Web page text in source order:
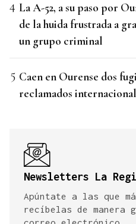
La A-52, a su paso por
de la huida frustrada a
un grupo criminal
Caen en Ourense dos
reclamados
Newsletters La
Apúntate a las que
recíbelas de manera